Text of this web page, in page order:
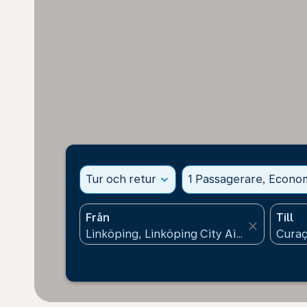
Tur och retur expand_more 1 Passagerare,
Från
close
Till